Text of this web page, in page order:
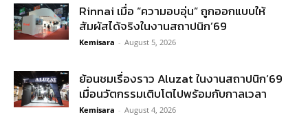
Rinnai เมื่อ “ความอบอุ่น” ถูกออกแบบให้
สัมผัสได้จริงในงานสถาปนิก’69
Kemisara - August 5, 2026
ย้อนชมเรื่องราว Aluzat ในงานสถาปนิก’69
เมื่อนวัตกรรมเติบโตไปพร้อมกับกาลเวลา
Kemisara - August 4, 2026